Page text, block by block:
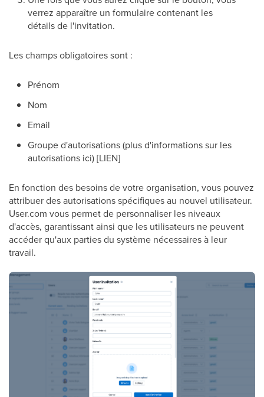
verrez apparaître un formulaire contenant les
détails de l'invitation.
Les champs obligatoires sont :
Prénom
Nom
Email
Groupe d'autorisations (plus d'informations sur les
autorisations ici) [LIEN]
En fonction des besoins de votre organisation, vous pouvez
attribuer des autorisations spécifiques au nouvel utilisateur.
User.com vous permet de personnaliser les niveaux
d'accès, garantissant ainsi que les utilisateurs ne peuvent
accéder qu'aux parties du système nécessaires à leur
travail.